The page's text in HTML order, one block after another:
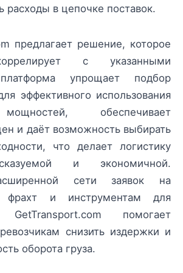
расходы в цепочке поставок.
предлагает решение, которое
с указанными
упрощает подбор
эффективного использования
обеспечивает
и даёт возможность выбирать
что делает логистику
и экономичной.
сети заявок на
фрахт и инструментам для
GetTransport.com помогает
снизить издержки и
оборота груза.